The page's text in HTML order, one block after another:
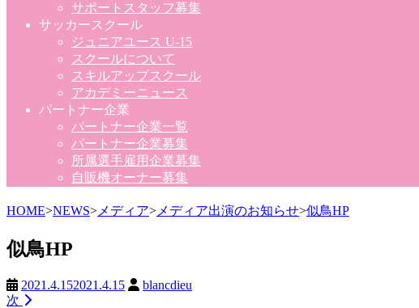
サポートスタッフ募集
サッカースクール
ジュニアユース U-15
スクールについて
スキルアップスクール
アカデミーニュース
パートナー企業
パートナー企業一覧
パートナー企業募集
所属選手雇用企業募集
自販機オーナー募集
HOME>NEWS> メディア> メディア出演のお知らせ>似鳥HP
似鳥HP
2021.4.152021.4.15
blancdieu
次